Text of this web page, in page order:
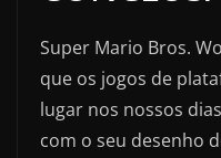
Super Mario Bros.
que os jogos de
lugar nos nossos
com o seu desenho